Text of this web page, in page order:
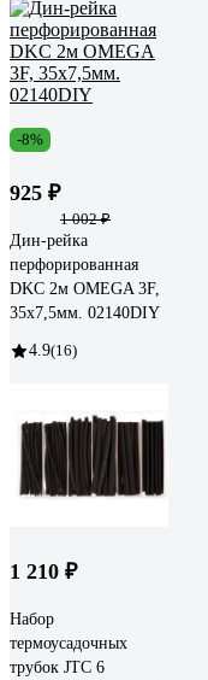
-8%
925 ₽
1 002 ₽
Дин-рейка
перфорированная
DKC 2м OMEGA 3F,
35x7,5мм. 02140DIY
4.9(16)
1 210 ₽
Набор
термоусадочных
трубок JTC 6